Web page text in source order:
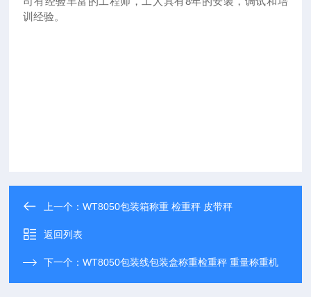
训经验。
上一个：WT8050包装箱称重 检重秤 皮带秤
返回列表
下一个：WT8050包装线包装盒称重检重秤 重量称重机